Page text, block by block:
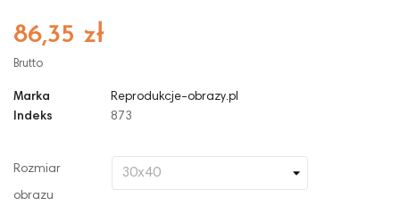
86,35 zł
Brutto
Marka
Reprodukcje-obrazy.pl
Indeks
873
Rozmiar
obrazu